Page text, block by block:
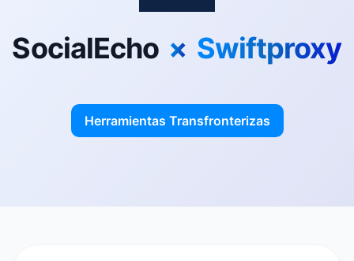
SocialEcho × Swiftproxy
Herramientas Transfronterizas